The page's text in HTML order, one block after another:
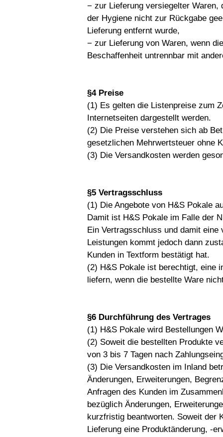
− zur Lieferung versiegelter Waren,
der Hygiene nicht zur Rückgabe
Lieferung entfernt wurde,
− zur Lieferung von Waren, wenn
Beschaffenheit untrennbar mit
§4 Preise
(1) Es gelten die Listenpreise zum
Internetseiten dargestellt werden.
(2) Die Preise verstehen sich ab
gesetzlichen Mehrwertsteuer ohne
(3) Die Versandkosten werden
§5 Vertragsschluss
(1) Die Angebote von H&S Pokale
Damit ist H&S Pokale im Falle der
Ein Vertragsschluss und damit
Leistungen kommt jedoch dann
Kunden in Textform bestätigt hat.
(2) H&S Pokale ist berechtigt, eine
liefern, wenn die bestellte Ware
§6 Durchführung des Vertrages
(1) H&S Pokale wird Bestellungen
(2) Soweit die bestellten Produkte
von 3 bis 7 Tagen nach
(3) Die Versandkosten im Inland
Änderungen, Erweiterungen,
Anfragen des Kunden im
bezüglich Änderungen,
kurzfristig beantworten. Soweit der
Lieferung eine Produktänderung, -